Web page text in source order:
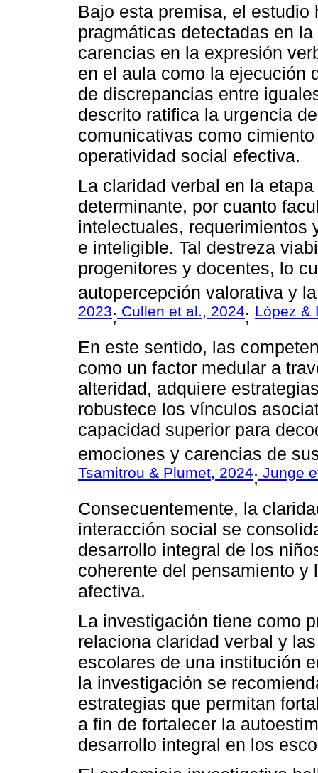
Bajo esta premisa, el
pragmáticas detectadas en
carencias en la expresión
en el aula como la ejecución
de discrepancias entre
descrito ratifica la urgencia
comunicativas como
operatividad social efectiva.
La claridad verbal en la
determinante, por cuanto
intelectuales, requerimientos
e inteligible. Tal destreza
progenitores y docentes, lo
autopercepción valorativa y
2023; Cullen et al., 2024; López &
En este sentido, las
como un factor medular a
alteridad, adquiere
robustece los vínculos
capacidad superior para
emociones y carencias de
Tsamitrou & Plumet, 2024; Junge
Consecuentemente, la
interacción social se
desarrollo integral de los
coherente del pensamiento
afectiva.
La investigación tiene como
relaciona claridad verbal y
escolares de una institución
la investigación se
estrategias que permitan
a fin de fortalecer la
desarrollo integral en los